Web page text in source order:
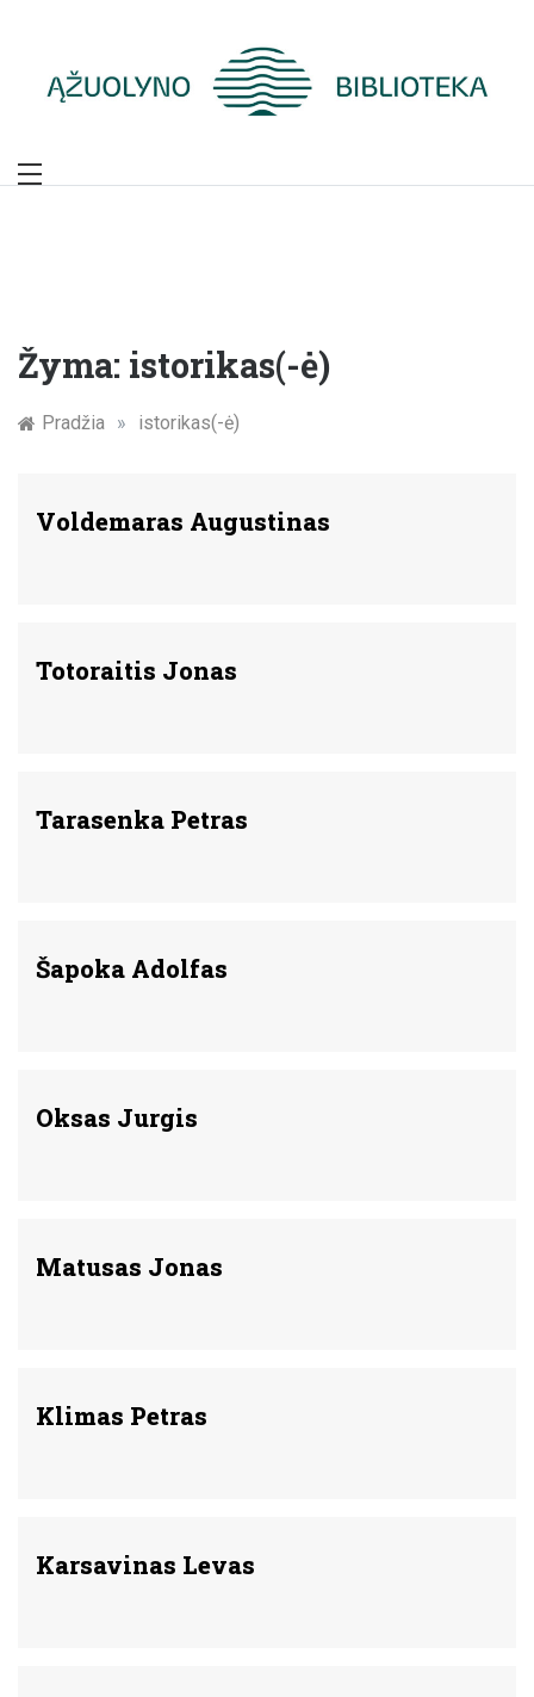
Žymūs Kauno
Žyma: istorikas(-ė)
Pradžia » istorikas(-ė)
Voldemaras Augustinas
Totoraitis Jonas
Tarasenka Petras
Šapoka Adolfas
Oksas Jurgis
Matusas Jonas
Klimas Petras
Karsavinas Levas